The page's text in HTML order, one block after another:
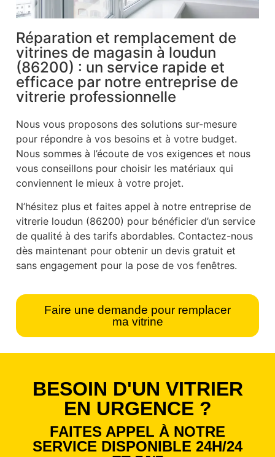
Réparation et remplacement de
vitrines de magasin à loudun
(86200) : un service rapide et
efficace par notre entreprise de
vitrerie professionnelle
Nous vous proposons des solutions sur-mesure
pour répondre à vos besoins et à votre budget.
Nous sommes à l’écoute de vos exigences et nous
vous conseillons pour choisir les matériaux qui
conviennent le mieux à votre projet.
N’hésitez plus et faites appel à notre entreprise de
vitrerie loudun (86200) pour bénéficier d’un service
de qualité à des tarifs abordables. Contactez-nous
dès maintenant pour obtenir un devis gratuit et
sans engagement pour la pose de vos fenêtres.
Faire une demande pour remplacer
ma vitrine
BESOIN D'UN VITRIER
EN URGENCE ?
FAITES APPEL À NOTRE
SERVICE DISPONIBLE 24H/24